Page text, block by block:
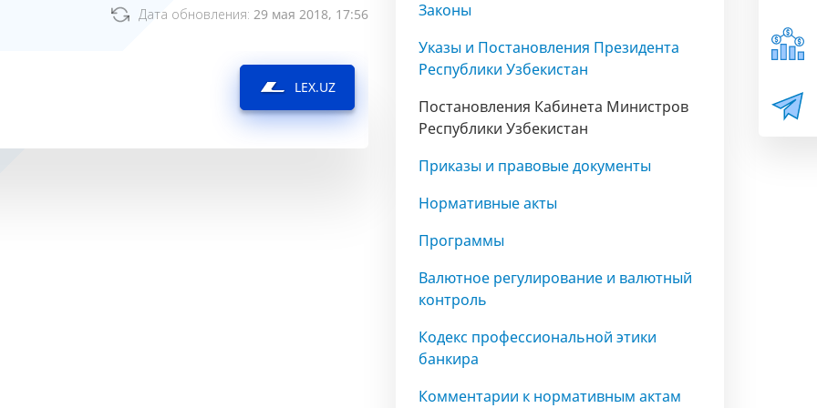
Дата обновления: 29 мая 2018, 17:56
LEX.UZ
Законы
Указы и Постановления Президента
Республики Узбекистан
Постановления Кабинета Министров
Республики Узбекистан
Приказы и правовые документы
Нормативные акты
Программы
Валютное регулирование и валютный
контроль
Кодекс профессиональной этики
банкира
Комментарии к нормативным актам